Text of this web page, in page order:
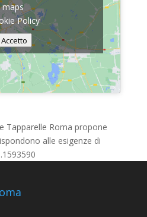
maps
Policy
Accetto
Tapparelle Roma propone
alle esigenze di